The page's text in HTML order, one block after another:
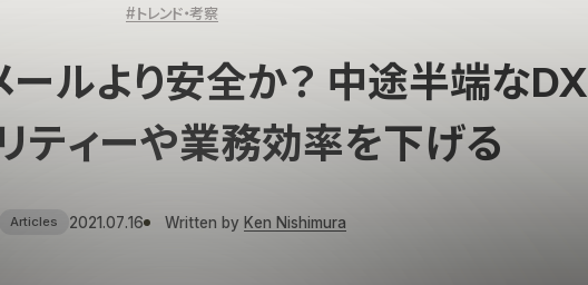
#トレンド・考察
ールより安全か？ 中途半端なDX
ティーや業務効率を下げる
Articles 2021.07.16 Written by Ken Nishimura